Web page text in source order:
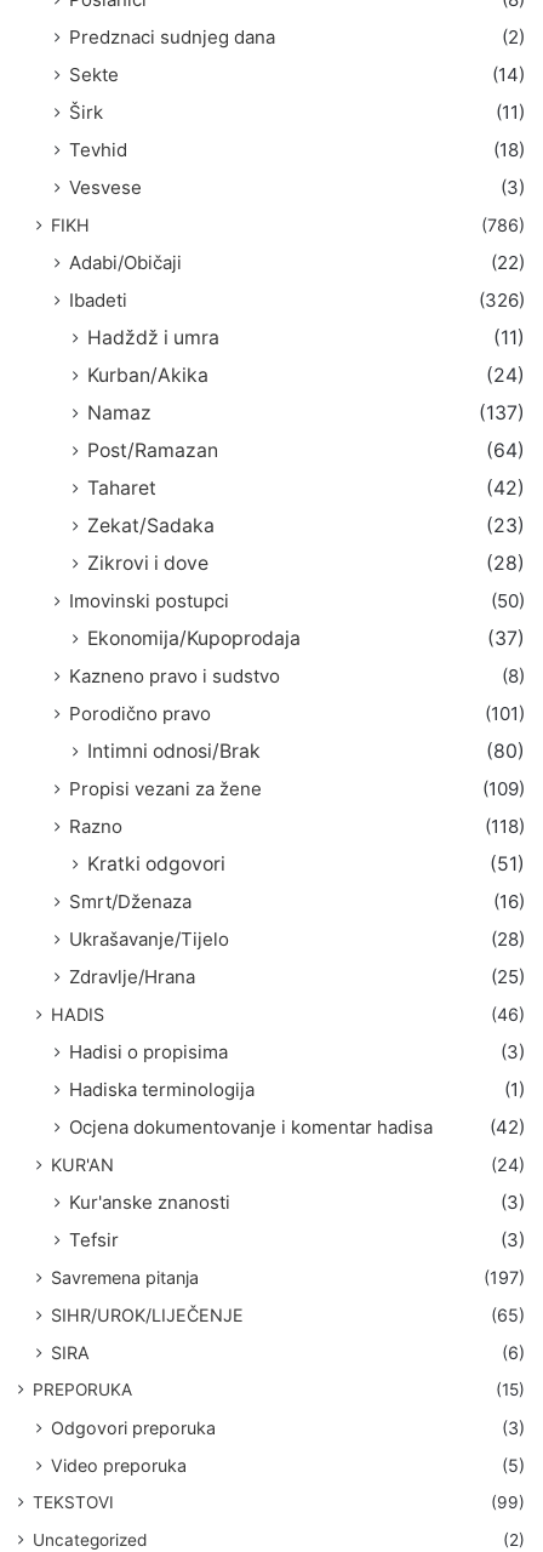
Predznaci sudnjeg dana
(2)
Sekte
(14)
Širk
(11)
Tevhid
(18)
Vesvese
(3)
FIKH (786)
Adabi/Običaji
(22)
Ibadeti
(326)
Hadždž i umra
(11)
Kurban/Akika
(24)
Namaz
(137)
Post/Ramazan
(64)
Taharet
(42)
Zekat/Sadaka
(23)
Zikrovi i dove
(28)
Imovinski postupci
(50)
Ekonomija/Kupoprodaja
(37)
Kazneno pravo i sudstvo
(8)
Porodično pravo
(101)
Intimni odnosi/Brak
(80)
Propisi vezani za žene
(109)
Razno
(118)
Kratki odgovori
(51)
Smrt/Dženaza
(16)
Ukrašavanje/Tijelo
(28)
Zdravlje/Hrana
(25)
HADIS (46)
Hadisi o propisima
(3)
Hadiska terminologija
(1)
Ocjena dokumentovanje i komentar hadisa
(42)
KUR'AN (24)
Kur'anske znanosti
(3)
Tefsir
(3)
Savremena pitanja
(197)
SIHR/UROK/LIJEČENJE
(65)
SIRA
(6)
PREPORUKA (15)
Odgovori preporuka
(3)
Video preporuka
(5)
TEKSTOVI
(99)
Uncategorized
(2)